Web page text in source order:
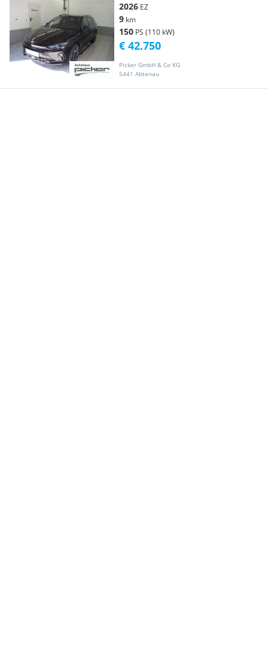
2026 EZ
9 km
150 PS (110 kW)
Picker GmbH & Co KG
5441 Abtenau
€ 42.750